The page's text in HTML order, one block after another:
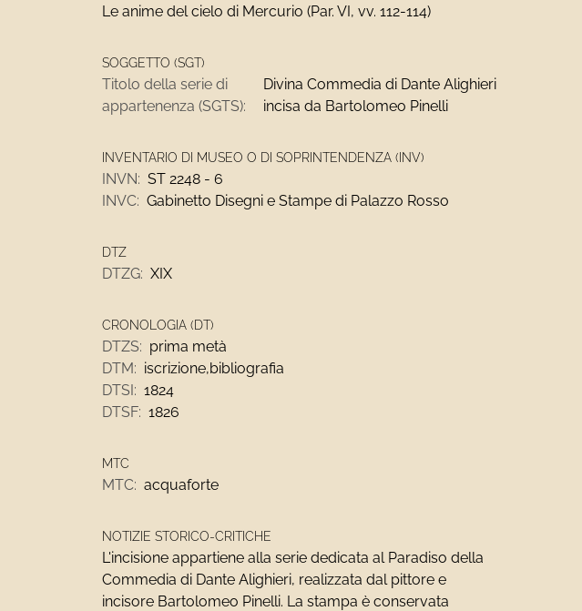
Le anime del cielo di Mercurio (Par. VI, vv. 112-114)
SOGGETTO (SGT)
Titolo della serie di
appartenenza (SGTS):
Divina Commedia di Dante Alighieri
incisa da Bartolomeo Pinelli
INVENTARIO DI MUSEO O DI SOPRINTENDENZA (INV)
INVN: ST 2248 - 6
INVC: Gabinetto Disegni e Stampe di Palazzo Rosso
DTZ
DTZG: XIX
CRONOLOGIA (DT)
DTZS: prima metà
DTM: iscrizione,bibliografia
DTSI: 1824
DTSF: 1826
MTC
MTC: acquaforte
NOTIZIE STORICO-CRITICHE
L'incisione appartiene alla serie dedicata al Paradiso della
Commedia di Dante Alighieri, realizzata dal pittore e
incisore Bartolomeo Pinelli. La stampa è conservata